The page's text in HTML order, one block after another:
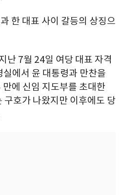
한 대표 사이 갈등의 상징으
난 7월 24일 여당 대표 자격
에서 윤 대통령과 만찬을
에 신임 지도부를 초대한
호가 나왔지만 이후에도 당